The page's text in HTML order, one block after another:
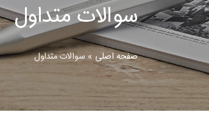
سوالات متداول
صفحه اصلی » سوالات متداول